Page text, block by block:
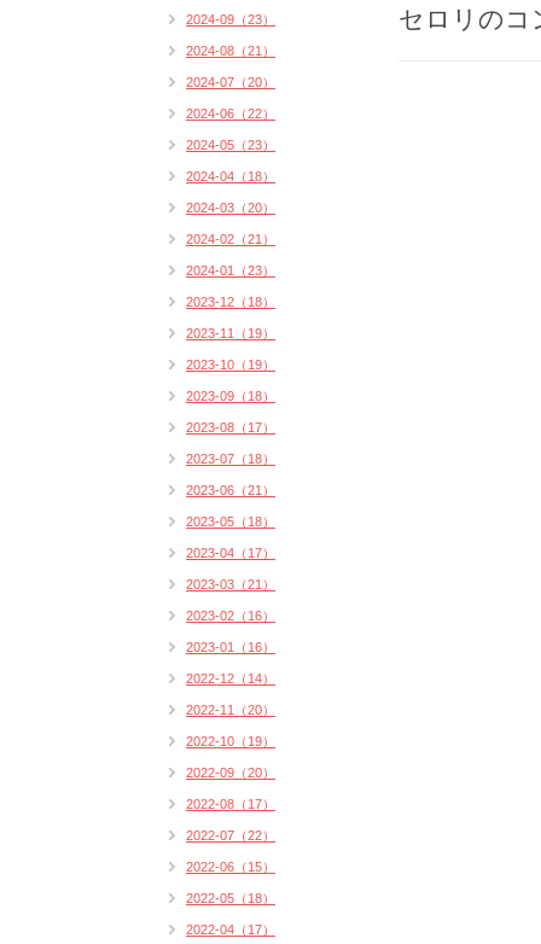
セロリのコ
2024-09（23）
2024-08（21）
2024-07（20）
2024-06（22）
2024-05（23）
2024-04（18）
2024-03（20）
2024-02（21）
2024-01（23）
2023-12（18）
2023-11（19）
2023-10（19）
2023-09（18）
2023-08（17）
2023-07（18）
2023-06（21）
2023-05（18）
2023-04（17）
2023-03（21）
2023-02（16）
2023-01（16）
2022-12（14）
2022-11（20）
2022-10（19）
2022-09（20）
2022-08（17）
2022-07（22）
2022-06（15）
2022-05（18）
2022-04（17）